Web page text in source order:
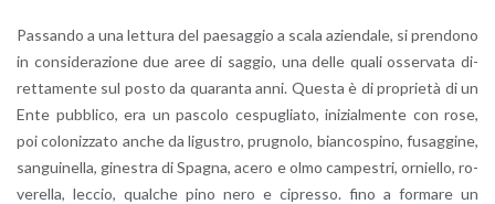
Pas­san­do a una let­tu­ra del pae­sag­gio a scala azien­da­le, si pren­do­no
in con­si­de­ra­zio­ne due aree di sag­gio, una delle quali os­ser­va­ta di­
ret­ta­men­te sul posto da qua­ran­ta anni. Que­sta è di pro­prie­tà di un
Ente pub­bli­co, era un pa­sco­lo ce­spu­glia­to, ini­zial­men­te con rose,
poi co­lo­niz­za­to anche da li­gu­stro, pru­gno­lo, bian­co­spi­no, fu­sag­gi­ne,
san­gui­nel­la, gi­ne­stra di Spa­gna, acero e olmo cam­pe­stri, or­niel­lo, ro­
ve­rel­la, lec­cio, qual­che pino nero e ci­pres­so. fino a for­ma­re un